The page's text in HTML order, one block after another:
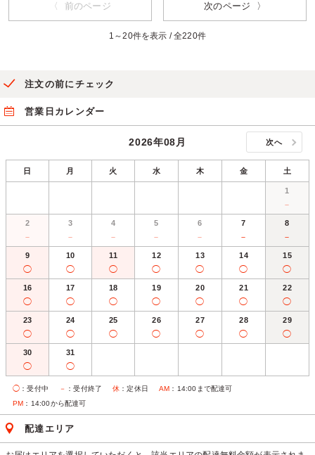
〈 前のページ 次のページ 〉
1～20件を表示 / 全220件
注文の前にチェック
営業日カレンダー
2026年08月 次へ
日 月 火 水 木 金 土
1
－
2
－
3
－
4
－
5
－
6
－
7
－
8
－
9
◯
10
◯
11
◯
12
◯
13
◯
14
◯
15
◯
16
◯
17
◯
18
◯
19
◯
20
◯
21
◯
22
◯
23
◯
24
◯
25
◯
26
◯
27
◯
28
◯
29
◯
30
◯
31
◯
◯ ：受付中 － ：受付終了 休 ：定休日 AM ：14:00まで配達可
PM ：14:00から配達可
配達エリア